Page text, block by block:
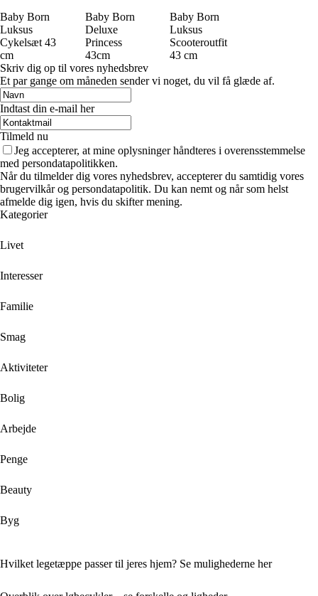
Baby Born
Luksus
Cykelsæt 43
cm
Baby Born
Deluxe
Princess
43cm
Baby Born
Luksus
Scooteroutfit
43 cm
Skriv dig op til vores nyhedsbrev
Et par gange om måneden sender vi noget, du vil få glæde af.
Indtast din e-mail her
Tilmeld nu
Jeg accepterer, at mine oplysninger håndteres i overensstemmelse
med persondatapolitikken.
Når du tilmelder dig vores nyhedsbrev, accepterer du samtidig vores
brugervilkår og persondatapolitik. Du kan nemt og når som helst
afmelde dig igen, hvis du skifter mening.
Kategorier
Livet
Interesser
Familie
Smag
Aktiviteter
Bolig
Arbejde
Penge
Beauty
Byg
Hvilket legetæppe passer til jeres hjem? Se mulighederne her